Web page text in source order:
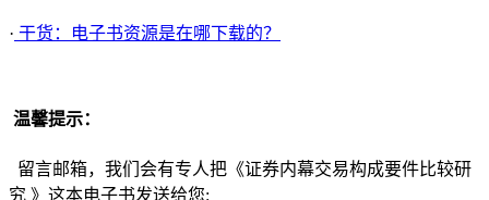
· 干货：电子书资源是在哪下载的？
温馨提示：
留言邮箱，我们会有专人把《证券内幕交易构成要件比较研
究 》这本电子书发送给您: